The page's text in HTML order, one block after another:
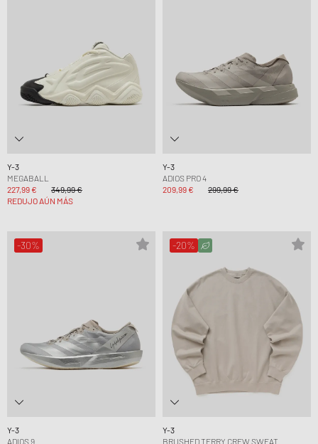
Y-3
MEGABALL
227,99 €
349,99 €
REDUJO AÚN MÁS
Y-3
ADIOS PRO 4
209,99 €
299,99 €
-30%
Y-3
ADIOS 9
-20%
Y-3
BRUSHED TERRY CREW SWEAT